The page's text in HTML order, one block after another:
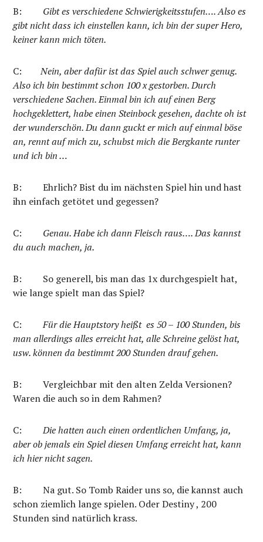
B: Gibt es verschiedene Schwierigkeitsstufen…. Also es
gibt nicht dass ich einstellen kann, ich bin der super Hero,
keiner kann mich töten.
C:Nein, aber dafür ist das Spiel auch schwer genug.
Also ich bin bestimmt schon 100 x gestorben. Durch
verschiedene Sachen. Einmal bin ich auf einen Berg
hochgeklettert, habe einen Steinbock gesehen, dachte oh ist
der wunderschön. Du dann guckt er mich auf einmal böse
an, rennt auf mich zu, schubst mich die Bergkante runter
und ich bin …
B:
Ehrlich? Bist du im nächsten Spiel hin und hast
ihn einfach getötet und gegessen?
C:
Genau. Habe ich dann Fleisch raus…. Das kannst
du auch machen, ja.
B:
So generell, bis man das 1x durchgespielt hat,
wie lange spielt man das Spiel?
C:
Für die Hauptstory heißt es 50 – 100 Stunden, bis
man allerdings alles erreicht hat, alle Schreine gelöst hat,
usw. können da bestimmt 200 Stunden drauf gehen.
B:
Vergleichbar mit den alten Zelda Versionen?
Waren die auch so in dem Rahmen?
C:
Die hatten auch einen ordentlichen Umfang, ja,
aber ob jemals ein Spiel diesen Umfang erreicht hat, kann
ich hier nicht sagen.
B: Na gut. So Tomb Raider uns so, die kannst auch
schon ziemlich lange spielen. Oder Destiny , 200
Stunden sind natürlich krass.